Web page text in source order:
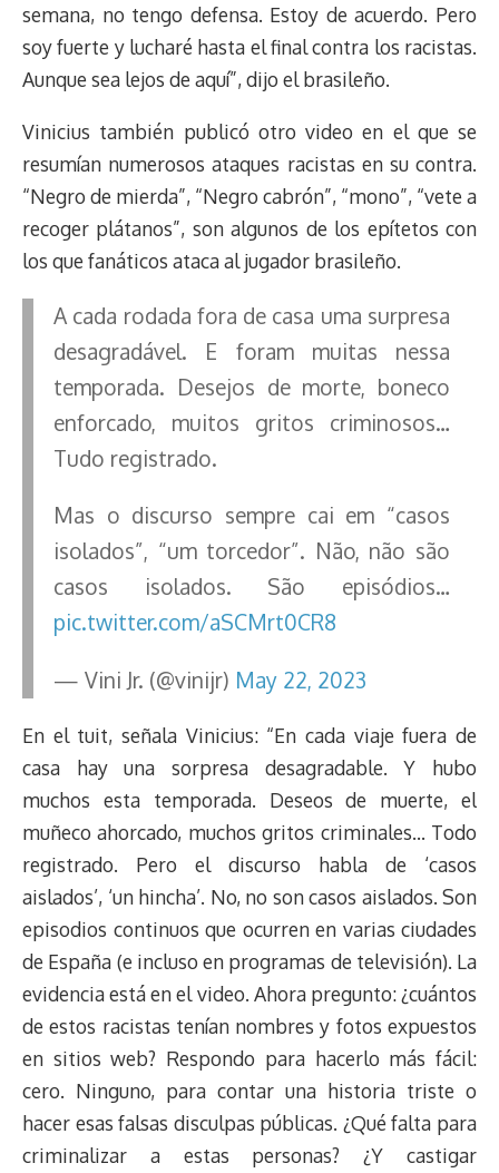
semana, no tengo defensa. Estoy de acuerdo. Pero
soy fuerte y lucharé hasta el final contra los racistas.
Aunque sea lejos de aquí”, dijo el brasileño.
Vinicius también publicó otro video en el que se
resumían numerosos ataques racistas en su contra.
“Negro de mierda”, “Negro cabrón”, “mono”, “vete a
recoger plátanos”, son algunos de los epítetos con
los que fanáticos ataca al jugador brasileño.
A cada rodada fora de casa uma surpresa
desagradável. E foram muitas nessa
temporada. Desejos de morte, boneco
enforcado, muitos gritos criminosos…
Tudo registrado.
Mas o discurso sempre cai em “casos
isolados”, “um torcedor”. Não, não são
casos isolados. São episódios…
pic.twitter.com/aSCMrt0CR8
— Vini Jr. (@vinijr) May 22, 2023
En el tuit, señala Vinicius: “En cada viaje fuera de
casa hay una sorpresa desagradable. Y hubo
muchos esta temporada. Deseos de muerte, el
muñeco ahorcado, muchos gritos criminales… Todo
registrado. Pero el discurso habla de ‘casos
aislados’, ‘un hincha’. No, no son casos aislados. Son
episodios continuos que ocurren en varias ciudades
de España (e incluso en programas de televisión). La
evidencia está en el video. Ahora pregunto: ¿cuántos
de estos racistas tenían nombres y fotos expuestos
en sitios web? Respondo para hacerlo más fácil:
cero. Ninguno, para contar una historia triste o
hacer esas falsas disculpas públicas. ¿Qué falta para
criminalizar a estas personas? ¿Y castigar